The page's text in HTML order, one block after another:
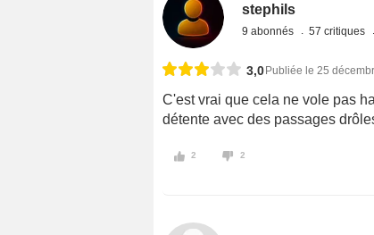
stephils
9 abonnés 57 critiques
3,0 Publiée le 25
C'est vrai que cela ne vole pas
détente avec des passages
2 2